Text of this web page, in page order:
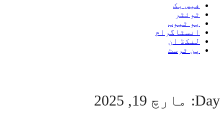
فیس بک
ٹوئٹر
یو ٹیوب
انسٹاگرام
لنکڈ ان
پن ٹرسٹ
Day: مارچ 19, 2025